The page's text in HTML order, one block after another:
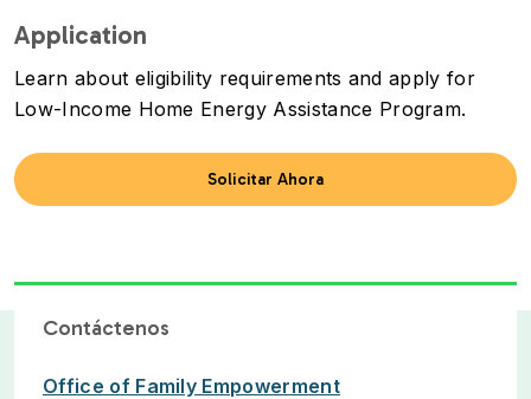
Application
Learn about eligibility requirements and apply for
Low-Income Home Energy Assistance Program.
Solicitar Ahora
Contáctenos
Office of Family Empowerment